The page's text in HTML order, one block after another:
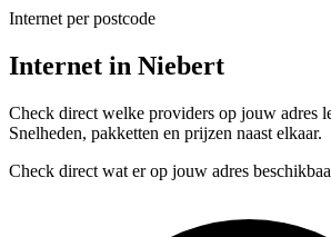
Internet per postcode
Internet in Niebert
Check direct welke providers op jouw adres
Snelheden, pakketten en prijzen naast elkaar.
Check direct wat er op jouw adres